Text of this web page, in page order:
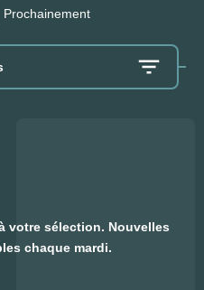
Prochainement
votre sélection. Nouvelles
chaque mardi.